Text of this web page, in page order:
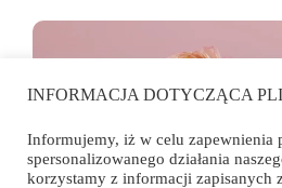
INFORMACJA DOTYCZĄCA
Informujemy, iż w celu zapewnienia
spersonalizowanego działania
korzystamy z informacji zapisanych